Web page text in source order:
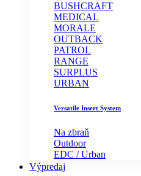
BUSHCRAFT
MEDICAL
MORALE
OUTBACK
PATROL
RANGE
SURPLUS
URBAN
Versatile Insert System
Na zbraň
Outdoor
EDC / Urban
Výpredaj